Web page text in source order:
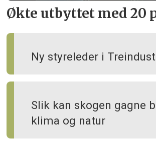
Økte utbyttet med 20
Ny styreleder i
Slik kan skogen gagne
klima og natur